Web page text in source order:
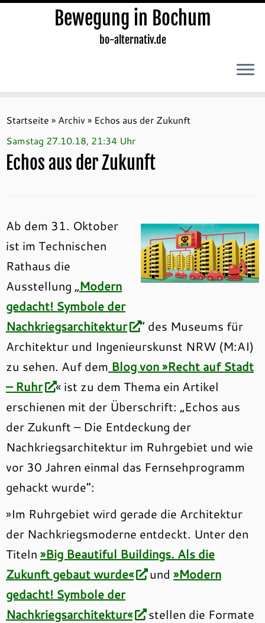
Inhalt
springen
Bewegung in Bochum
bo-alternativ.de
Startseite » Archiv » Echos aus der Zukunft
Samstag 27.10.18, 21:34 Uhr
Echos aus der Zukunft
Ab dem 31. Oktober
ist im Technischen
Rathaus die
Ausstellung „Modern
gedacht! Symbole der
Nachkriegsarchitektur
“ des Museums für
Architektur und Ingenieurskunst NRW (M:AI)
zu sehen. Auf dem Blog von »Recht auf Stadt
– Ruhr
« ist zu dem Thema ein Artikel
erschienen mit der Überschrift: „Echos aus
der Zukunft – Die Entdeckung der
Nachkriegsarchitektur im Ruhrgebiet und wie
vor 30 Jahren einmal das Fernsehprogramm
gehackt wurde“:
»Im Ruhrgebiet wird gerade die Architektur
der Nachkriegsmoderne entdeckt. Unter den
Titeln »Big Beautiful Buildings. Als die
Zukunft gebaut wurde«
und »Modern
gedacht! Symbole der
Nachkriegsarchitektur«
stellen die Formate